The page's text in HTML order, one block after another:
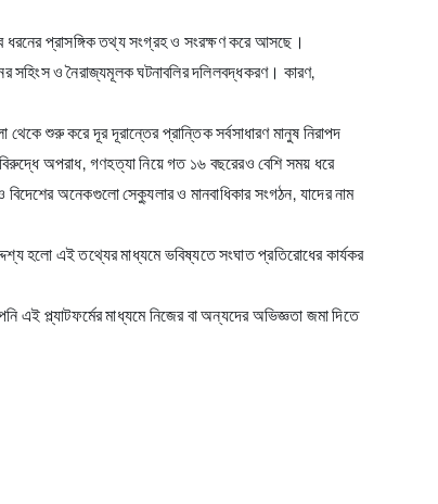
প্রাসঙ্গিক তথ্য সংগ্রহ ও সংরক্ষণ করে আসছে।
ও নৈরাজ্যমূলক ঘটনাবলির দলিলবদ্ধকরণ। কারণ,
শুরু করে দূর দূরান্তের প্রান্তিক সর্বসাধারণ মানুষ নিরাপদ
অপরাধ, গণহত্যা নিয়ে গত ১৬ বছরেরও বেশি সময় ধরে
অনেকগুলো সেক্যুলার ও মানবাধিকার সংগঠন, যাদের নাম
হলো এই তথ্যের মাধ্যমে ভবিষ্যতে সংঘাত প্রতিরোধের কার্যকর
প্ল্যাটফর্মের মাধ্যমে নিজের বা অন্যদের অভিজ্ঞতা জমা দিতে